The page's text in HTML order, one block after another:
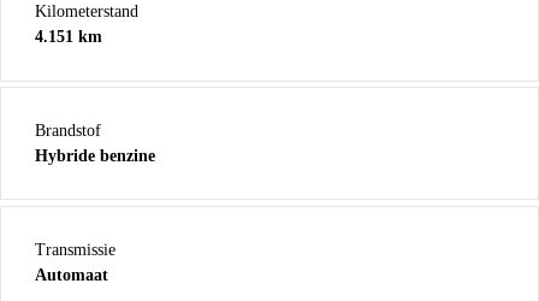
Kilometerstand
4.151 km
Brandstof
Hybride benzine
Transmissie
Automaat